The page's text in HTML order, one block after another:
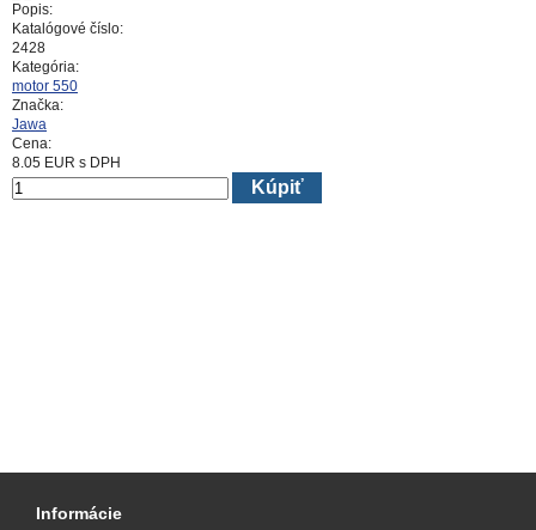
Popis:
Katalógové číslo:
2428
Kategória:
motor 550
Značka:
Jawa
Cena:
8.05 EUR s DPH
Kúpiť
Informácie